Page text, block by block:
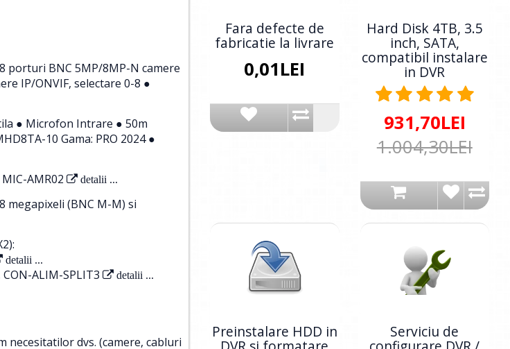
porturi BNC 5MP/8MP-N camere
IP/ONVIF, selectare 0-8 ●
● Microfon Intrare ● 50m
10 Gama: PRO 2024 ●
AMR02 detalii ...
megapixeli (BNC M-M) si
detalii ...
ALIM-SPLIT3 detalii ...
necesitatilor dvs. (camere, cabluri
Fara defecte de
fabricatie la livrare
0,01LEI
Hard Disk 4TB, 3.5
inch, SATA,
compatibil instalare
in DVR
931,70LEI
1.004,30LEI
Preinstalare HDD in Serviciu de